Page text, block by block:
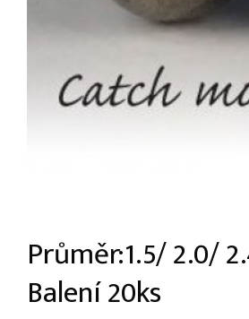
Průměr:1.5/ 2.0/
Balení 20ks